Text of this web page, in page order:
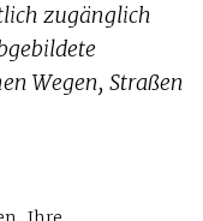
zugänglich
Wegen, Straßen